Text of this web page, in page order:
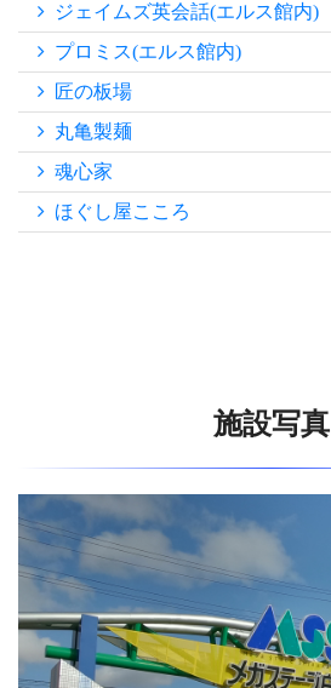
ジェイムズ英会話(エルス館内)
プロミス(エルス館内)
匠の板場
丸亀製麺
魂心家
ほぐし屋こころ
施設写真